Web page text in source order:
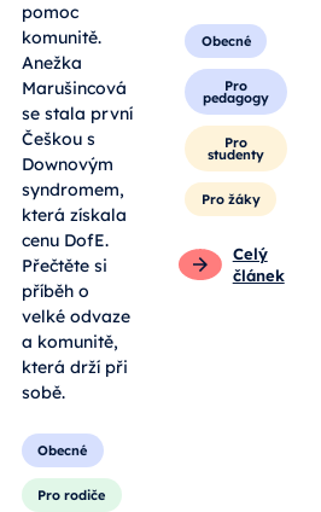
pomoc
komunitě.
Anežka
Marušincová
se stala první
Češkou s
Downovým
syndromem,
která získala
cenu DofE.
Přečtěte si
příběh o
velké odvaze
a komunitě,
která drží při
sobě.
Obecné
Pro rodiče
Obecné
Pro
pedagogy
Pro
studenty
Pro žáky
Celý
článek